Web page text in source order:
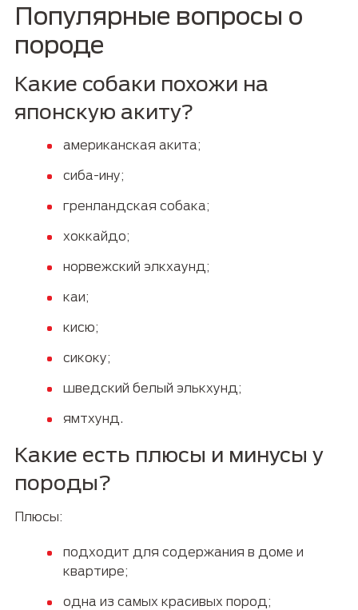
Популярные вопросы о
породе
Какие собаки похожи на
японскую акиту?
американская акита;
сиба-ину;
гренландская собака;
хоккайдо;
норвежский элкхаунд;
каи;
кисю;
сикоку;
шведский белый элькхунд;
ямтхунд.
Какие есть плюсы и минусы у
породы?
Плюсы:
подходит для содержания в доме и
квартире;
одна из самых красивых пород;